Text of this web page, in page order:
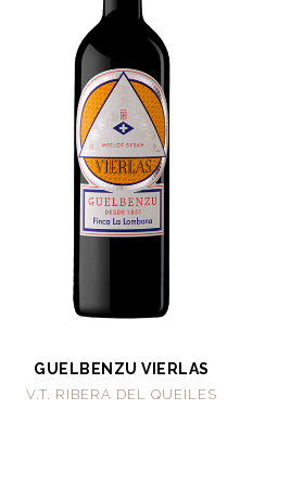
GUELBENZU VIERLAS
V.T. RIBERA DEL QUEILES